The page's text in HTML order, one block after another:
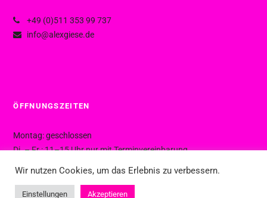
+49 (0)511 353 99 737
info@alexgiese.de
ÖFFNUNGSZEITEN
Montag: geschlossen
Di. – Fr.: 11–15 Uhr nur mit Terminvereinbarung
Wir nutzen Cookies, um das Erlebnis zu verbessern.
Einstellungen Akzeptieren